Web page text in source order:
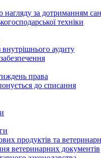
за дотриманням
техніки
внутрішнього аудиту
права
до списання
продуктів та
ветеринарних документів